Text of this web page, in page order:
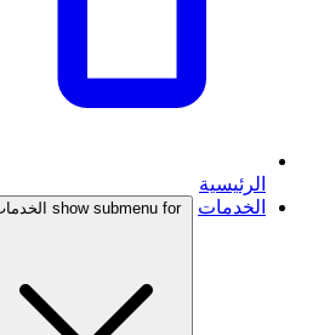
الرئيسية
الخدمات
show submenu for الخدمات